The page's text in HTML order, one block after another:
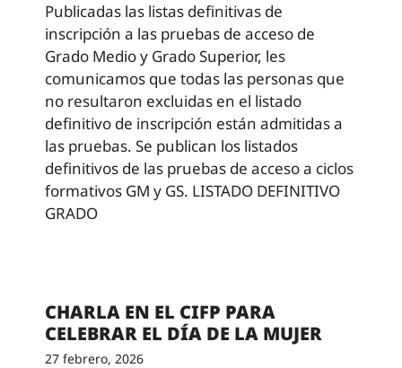
Publicadas las listas definitivas de
inscripción a las pruebas de acceso de
Grado Medio y Grado Superior, les
comunicamos que todas las personas que
no resultaron excluidas en el listado
definitivo de inscripción están admitidas a
las pruebas. Se publican los listados
definitivos de las pruebas de acceso a ciclos
formativos GM y GS. LISTADO DEFINITIVO
GRADO
CHARLA EN EL CIFP PARA
CELEBRAR EL DÍA DE LA MUJER
27 febrero, 2026